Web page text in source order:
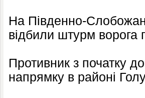
На Південно-
відбили штурм ворога
Противник з початку
напрямку в районі